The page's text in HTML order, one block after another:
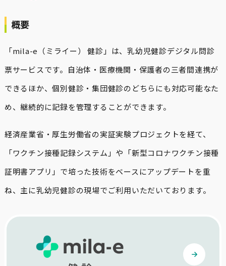
概要
「mila-e（ミライー） 健診」は、乳幼児健診デジタル問診
票サービスです。自治体・医療機関・保護者の三者間連携が
できるほか、個別健診・集団健診のどちらにも対応可能なた
め、継続的に記録を管理することができます。
経済産業省・厚生労働省の実証実験プロジェクトを経て、
「ワクチン接種記録システム」や「新型コロナワクチン接種
証明書アプリ」で培った技術をベースにアップデートを重
ね、主に乳幼児健診の現場でご利用いただいております。